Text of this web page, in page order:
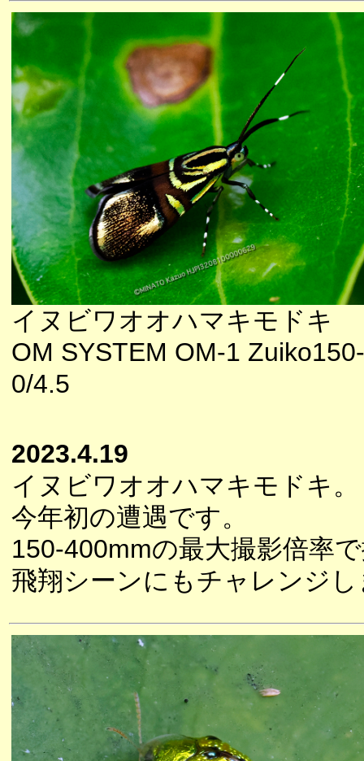
イヌビワオオハマキモドキ
OM SYSTEM OM-1
0/4.5
2023.4.19
イヌビワオオハマキモドキ。
今年初の遭遇です。
150-400mmの最大撮影倍率
飛翔シーンにもチャレンジ